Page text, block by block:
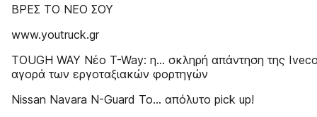
ΒΡΕΣ ΤΟ ΝΕΟ ΣΟΥ
www.youtruck.gr
TOUGH WAY Νέο T-Way: η… σκληρή απάντηση της
αγορά των εργοταξιακών φορτηγών
Nissan Navara N-Guard Το… απόλυτο pick up!